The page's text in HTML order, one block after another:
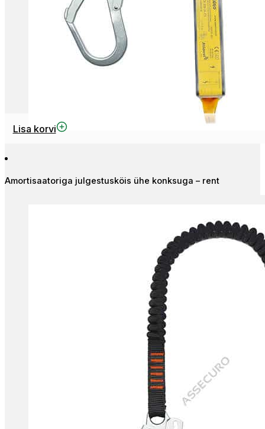
Lisa korvi
Amortisaatoriga julgestusköis ühe konksuga – rent